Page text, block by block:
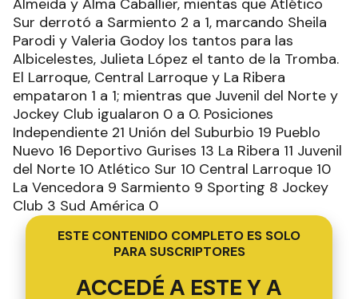
Sur derrotó a Sarmiento 2 a 1, marcando Sheila
Parodi y Valeria Godoy los tantos para las
Albicelestes, Julieta López el tanto de la Tromba.
El Larroque, Central Larroque y La Ribera
empataron 1 a 1; mientras que Juvenil del Norte y
Jockey Club igualaron 0 a 0. Posiciones
Independiente 21 Unión del Suburbio 19 Pueblo
Nuevo 16 Deportivo Gurises 13 La Ribera 11 Juvenil
del Norte 10 Atlético Sur 10 Central Larroque 10
La Vencedora 9 Sarmiento 9 Sporting 8 Jockey
Club 3 Sud América 0
ESTE CONTENIDO COMPLETO ES SOLO
PARA SUSCRIPTORES
ACCEDÉ A ESTE Y A